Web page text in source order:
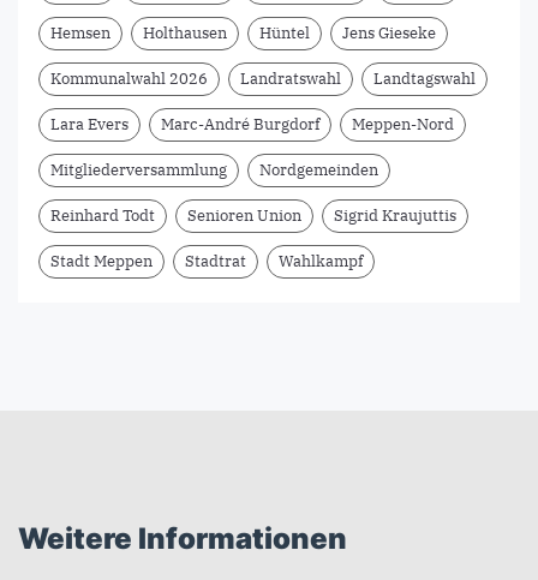
Hemsen Holthausen Hüntel Jens Gieseke
Kommunalwahl 2026 Landratswahl Landtagswahl
Lara Evers Marc-André Burgdorf Meppen-Nord
Mitgliederversammlung Nordgemeinden
Reinhard Todt Senioren Union Sigrid Kraujuttis
Stadt Meppen Stadtrat Wahlkampf
Weitere Informationen